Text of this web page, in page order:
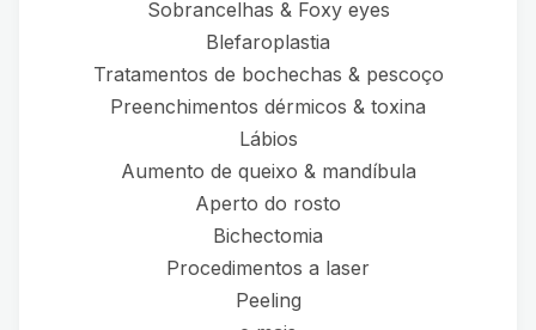
Sobrancelhas & Foxy eyes
Blefaroplastia
Tratamentos de bochechas & pescoço
Preenchimentos dérmicos & toxina
Lábios
Aumento de queixo & mandíbula
Aperto do rosto
Bichectomia
Procedimentos a laser
Peeling